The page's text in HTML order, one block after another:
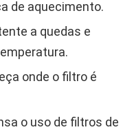
de aquecimento.
a quedas e
onde o filtro é
o uso de filtros de